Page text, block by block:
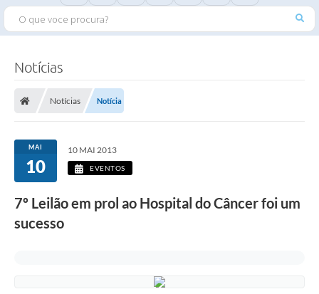
O QUE VOCE PROCURA?
Notícias
Notícias Notícia
MAI
10
10 MAI 2013
EVENTOS
7º Leilão em prol ao Hospital do Câncer foi um
sucesso